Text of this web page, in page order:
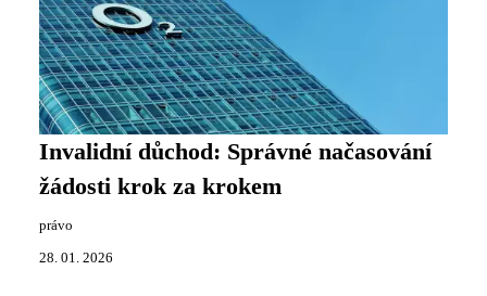
Invalidní důchod: Správné načasování
žádosti krok za krokem
právo
28. 01. 2026